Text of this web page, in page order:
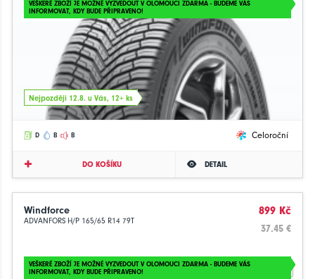
VEŠKERÉ ZBOŽÍ JE MOŽNÉ VYZVEDOUT V OLOMOUCI ZDARMA - BUDEME VÁS
INFORMOVAT, KDY BUDE PŘIPRAVENO!
Nejpozději 12.8. u Vás, 12+ ks
D B B Celoroční
DO KOŠÍKU DETAIL
Windforce
ADVANFORS H/P 165/65 R14 79T
899 Kč
37.45 €
VEŠKERÉ ZBOŽÍ JE MOŽNÉ VYZVEDOUT V OLOMOUCI ZDARMA - BUDEME VÁS
INFORMOVAT, KDY BUDE PŘIPRAVENO!